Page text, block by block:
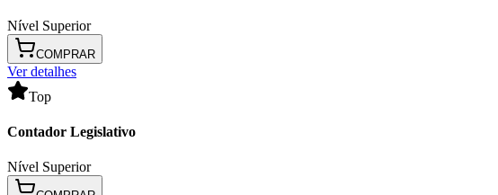
Nível Superior
COMPRAR
Ver detalhes
Top
Contador Legislativo
Nível Superior